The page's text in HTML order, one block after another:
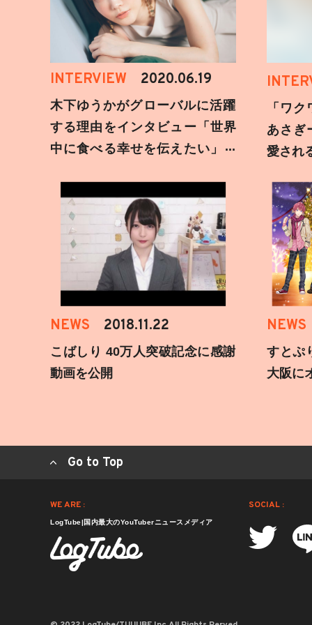
INTERVIEW 2020.06.19
木下ゆうかがグローバルに活躍
する理由をインタビュー「世界
中に食べる幸せを伝えたい」新
「ワ
あさぎ
愛され
NEWS 2018.11.22
こばしり 40万人突破記念に感謝
動画を公開
NEWS
すとぷ
大阪に
Go to Top
WE ARE :
LogTube|国内最大のYouTuberニュースメディア
SOCIAL :